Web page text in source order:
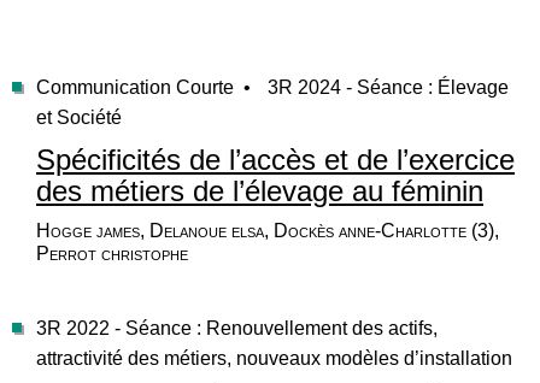
Communication Courte •
3R 2024 - Séance : Élevage
et Société
Spécificités de l’accès et de l’exercice
des métiers de l’élevage au féminin
Hogge james, Delanoue elsa, Dockès anne-Charlotte (3),
Perrot christophe
3R 2022 - Séance : Renouvellement des actifs,
attractivité des métiers, nouveaux modèles d’installation